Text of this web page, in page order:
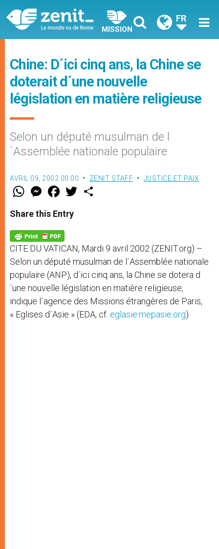
MISSION
FR
Chine: D´ici cinq ans, la Chine se
doterait d´une nouvelle
législation en matière religieuse
Selon un député musulman de l
´Assemblée nationale populaire
AVRIL 09, 2002 00:00 ZENIT STAFF JUSTICE ET PAIX
W
t
s
p
p
M
e
s
e
g
e
r
F
a
e
b
o
k
w
Share this Entry
CITE DU VATICAN, Mardi 9 avril 2002 (ZENIT.org) –
Selon un député musulman de l´Assemblée nationale
populaire (ANP), d´ici cinq ans, la Chine se dotera d
´une nouvelle législation en matière religieuse,
indique l´agence des Missions étrangères de Paris,
« Eglises d´Asie » (EDA, cf. eglasie.mepasie.org)